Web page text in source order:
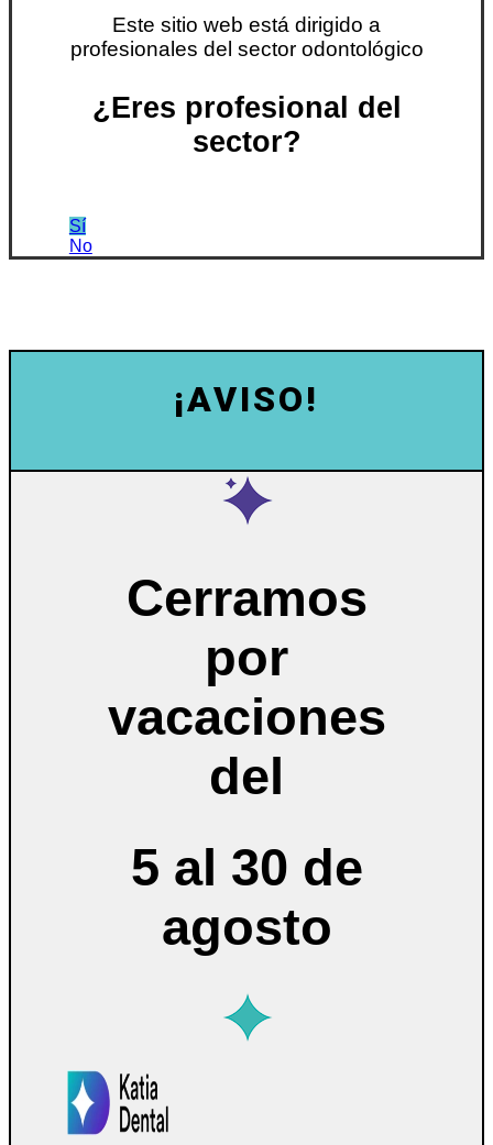
Este sitio web está dirigido a
profesionales del sector odontológico
¿Eres profesional del
sector?
Sí
No
¡AVISO!
Cerramos
por
vacaciones
del
5 al 30 de
agosto